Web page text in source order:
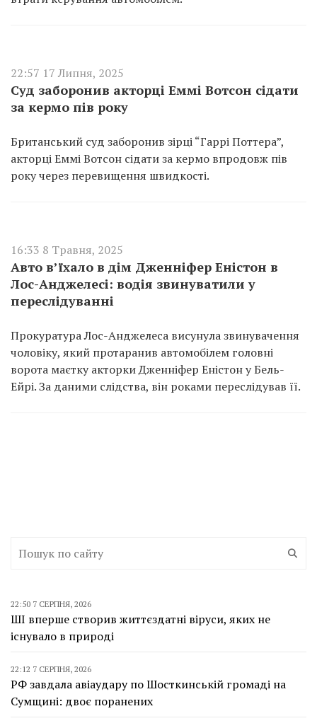
22:57 17 Липня, 2025
Суд заборонив акторці Еммі Вотсон сідати
за кермо пів року
Британський суд заборонив зірці “Гаррі Поттера”,
акторці Еммі Вотсон сідати за кермо впродовж пів
року через перевищення швидкості.
16:33 8 Травня, 2025
Авто в’їхало в дім Дженніфер Еністон в
Лос-Анджелесі: водія звинуватили у
переслідуванні
Прокуратура Лос-Анджелеса висунула звинувачення
чоловіку, який протаранив автомобілем головні
ворота маєтку акторки Дженніфер Еністон у Бель-
Ейрі. За даними слідства, він роками переслідував її.
22:50 7 СЕРПНЯ, 2026
ШІ вперше створив життєздатні віруси, яких не
існувало в природі
22:12 7 СЕРПНЯ, 2026
РФ завдала авіаудару по Шосткинській громаді на
Сумщині: двоє поранених